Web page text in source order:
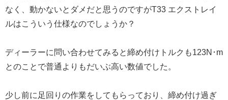
なく、動かないとダメだと思うのですがT33 エクストレイ
ルはこういう仕様なのでしょうか？
ディーラーに問い合わせてみると締め付けトルクも123N･m
とのことで普通よりもだいぶ高い数値でした。
少し前に足回りの作業をしてもらっており、締め付け過ぎ